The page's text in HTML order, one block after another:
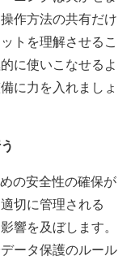
作方法の共有だけ
トを理解させるこ
に使いこなせるよ
に力を入れましょ
の安全性の確保が
切に管理される
響を及ぼします。
ータ保護のルール